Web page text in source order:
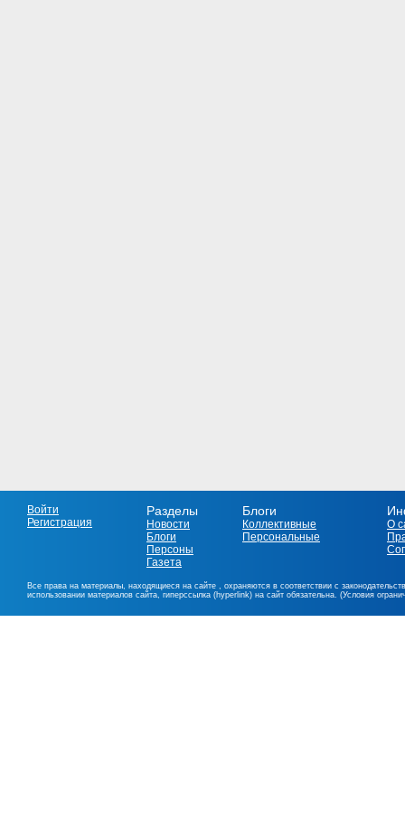
Войти
Регистрация
Разделы
Новости
Блоги
Персоны
Газета
Блоги
Коллективные
Персональные
О
Все права на материалы, находящиеся на сайте , охраняются в соответствии с
использовании материалов сайта, гиперссылка (hyperlink) на сайт обязательна. (Условия